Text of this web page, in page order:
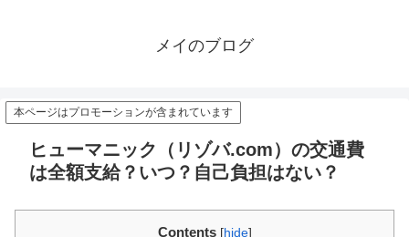
メイのブログ
本ページはプロモーションが含まれています
ヒューマニック（リゾバ.com）の交通費
は全額支給？いつ？自己負担はない？
Contents [hide]